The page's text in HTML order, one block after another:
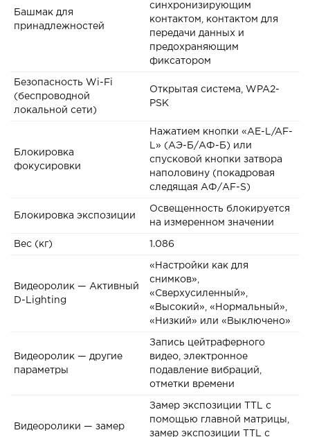
Башмак для
принадлежностей
синхронизирующим
контактом, контактом для
передачи данных и
предохраняющим
фиксатором
Безопасность Wi-Fi
(беспроводной
локальной сети)
Открытая система, WPA2-
PSK
Блокировка
фокусировки
Нажатием кнопки «AE-L/AF-
L» (АЭ-Б/АФ-Б) или
спусковой кнопки затвора
наполовину (покадровая
следящая АФ/AF-S)
Блокировка экспозиции
Освещенность блокируется
на измеренном значении
Вес (кг) 1.086
Видеоролик — Активный
D-Lighting
«Настройки как для
снимков»,
«Сверхусиленный»,
«Высокий», «Нормальный»,
«Низкий» или «Выключено»
Видеоролик — другие
параметры
Запись цейтраферного
видео, электронное
подавление вибраций,
отметки времени
Видеоролики — замер
Замер экспозиции TTL с
помощью главной матрицы,
замер экспозиции TTL с